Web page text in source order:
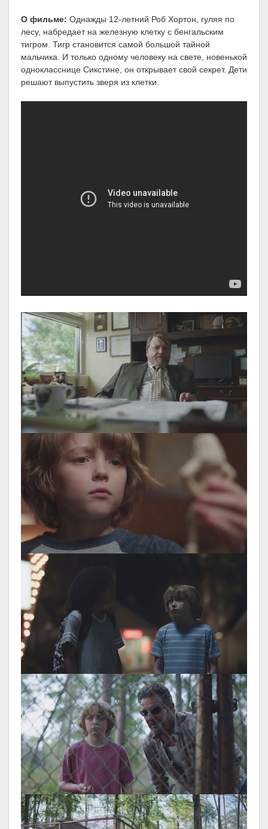
О фильме: Однажды 12-летний Роб Хортон, гуляя по
лесу, набредает на железную клетку с бенгальским
тигром. Тигр становится самой большой тайной
мальчика. И только одному человеку на свете, новенькой
однокласснице Сикстине, он открывает свой секрет. Дети
решают выпустить зверя из клетки.